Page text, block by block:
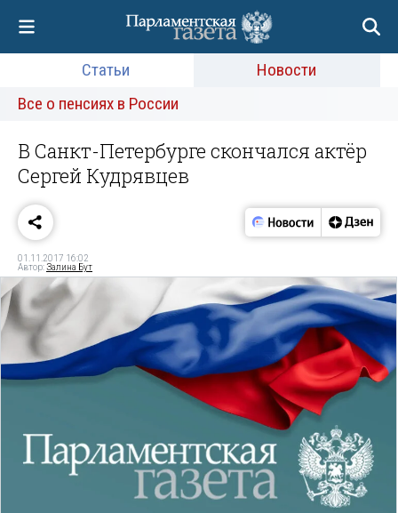
Статьи
Новости
Все о пенсиях в России
В Санкт-Петербурге скончался актёр
Сергей Кудрявцев
01.11.2017 16:02
Автор:Залина Бут